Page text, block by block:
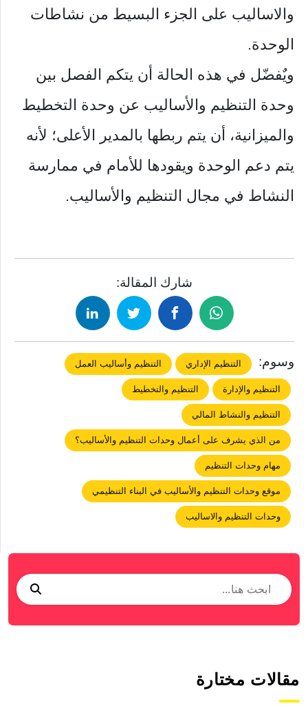
والاساليب على الجزء البسيط من نشاطات
الوحدة.
ويٌفضّل في هذه الحالة أن يتكم الفصل بين
وحدة التنظيم والأساليب عن وحدة التخطيط
والميزانية، أن يتم ربطها بالمدير الأعلى؛ لأنه
يتم دعم الوحدة ويقودها للأمام في ممارسة
النشاط في مجال التنظيم والأساليب.
شارك المقالة:
وسوم: التنظيم الإداري التنظيم وأساليب العمل
التنظيم والإدارة التنظيم والتخطيط
التنظيم والنشاط المالي
من الذي يشرف على أعمال وحدات التنظيم والأساليب؟
مهام وحدات التنظيم
موقع وحدات التنظيم والأساليب في البناء التنظيمي
وحدات التنظيم والاساليب
مقالات مختارة